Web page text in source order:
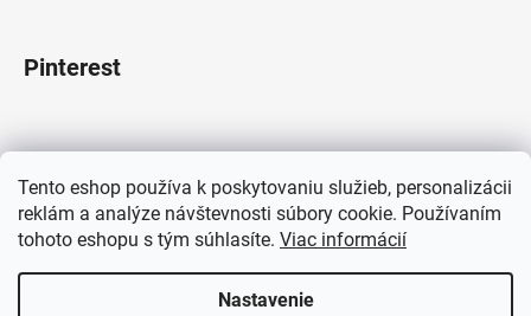
Tento eshop používa k poskytovaniu služieb, personalizácii
reklám a analýze návštevnosti súbory cookie. Používaním
tohoto eshopu s tým súhlasíte. Viac informácií
Nastavenie
Pinterest
Instagram